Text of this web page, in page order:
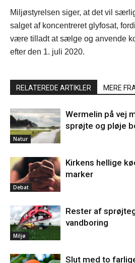
Miljøstyrelsen siger, at det vil
salget af koncentreret glyfosat,
være tilladt at sælge og anvende
efter den 1. juli 2020.
RELATEREDE ARTIKLER MERE
Natur
Wermelin på vej
sprøjte og pløje
Debat
Kirkens hellige
marker
Miljø
Rester af
vandboring
Slut med to